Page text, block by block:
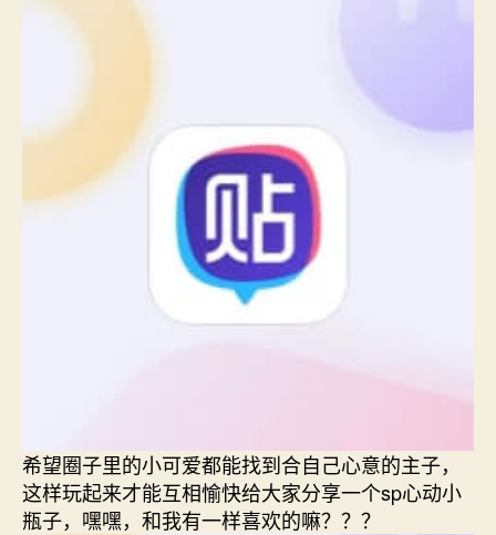
希望圈子里的小可爱都能找到合自己心意的主子，
这样玩起来才能互相愉快给大家分享一个sp心动小
瓶子，嘿嘿，和我有一样喜欢的嘛？？？